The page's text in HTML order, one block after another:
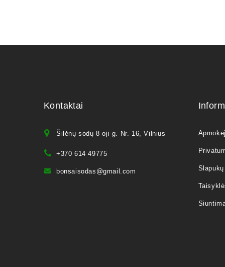
Kontaktai
Šilėnų sodų 8-oji g. Nr. 16, Vilnius
+370 614 49775
bonsaisodas@gmail.com